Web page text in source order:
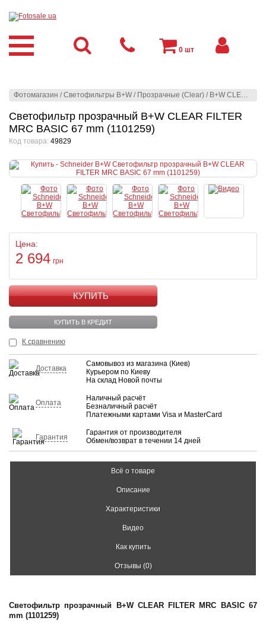
Фотомагазин /Светофильтры B+W / Прозрачные (Clear) / B+W CLEAR FILTER MRC BASIC
Светофильтр прозрачный B+W CLEAR FILTER
MRC BASIC 67 mm (1101259)
Код товара: 49829
Цена:
2 694 грн
КУПИТЬ
КУПИТЬ В КРЕДИТ
К сравнению
Доставка
Самовывоз из магазина (Киев)
Курьером по Киеву
На склад Новой почты
Оплата
Наличный расчёт
Безналичный расчёт
Платежными картами Visa и MasterCard
Гарантия
Гарантия от производителя
Обмен/возврат в течении 14 дней
Всё о товаре
Описание
Характеристики
Видео
Как купить
Отзывы (0)
Светофильтр прозрачный B+W CLEAR FILTER MRC BASIC 67
mm (1101259)
0 шт